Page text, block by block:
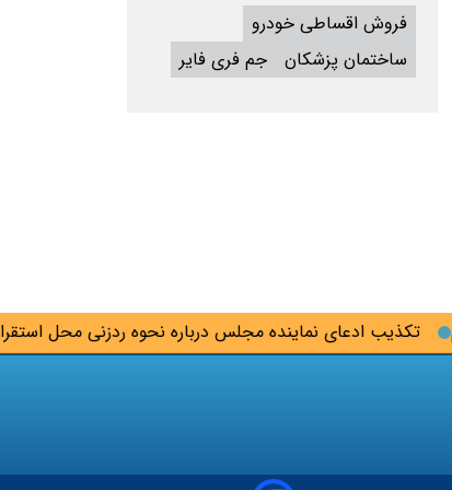
تکذیب ادعای نماینده مجلس درباره نحوه ردزنی محل استقرار
فروش اقساطی خودرو
ساختمان پزشکان
جم فری فایر